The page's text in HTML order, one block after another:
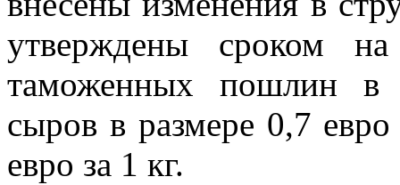
утверждены сроком
таможенных пошлин в
сыров в размере 0,7
евро за 1 кг.